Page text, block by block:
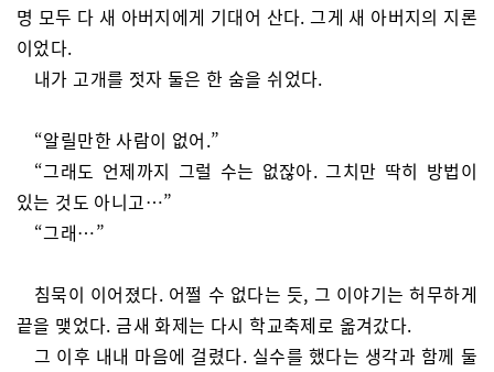
명 모두 다 새 아버지에게 기대어 산다. 그게 새 아버지의 지론
이었다.
내가 고개를 젓자 둘은 한 숨을 쉬었다.
“알릴만한 사람이 없어.”
“그래도 언제까지 그럴 수는 없잖아. 그치만 딱히 방법이
있는 것도 아니고…”
“그래…”
침묵이 이어졌다. 어쩔 수 없다는 듯, 그 이야기는 허무하게
끝을 맺었다. 금새 화제는 다시 학교축제로 옮겨갔다.
그 이후 내내 마음에 걸렸다. 실수를 했다는 생각과 함께 둘